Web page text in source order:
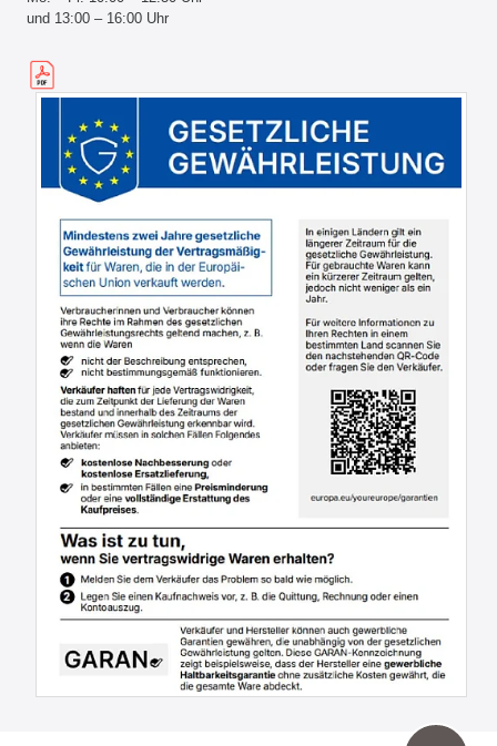
und 13:00 – 16:00 Uhr